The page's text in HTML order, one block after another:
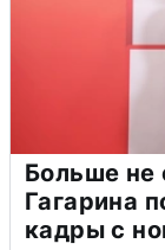
Больше не
Гагарина
кадры с